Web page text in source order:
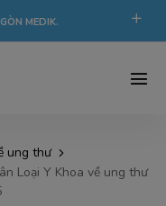
MEDIK.
ung thư
Loại Y Khoa về ung thư